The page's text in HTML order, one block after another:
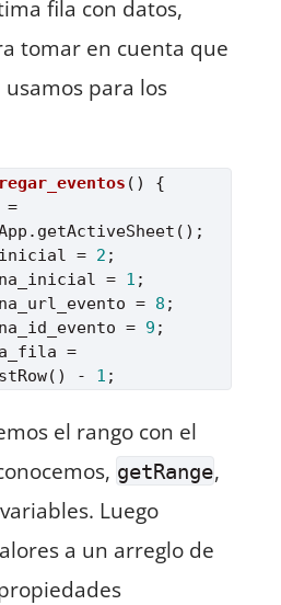
fila con datos,
tomar en cuenta que
para los
( )
=
= 2
= 1
= 8
= 9
=
- 1
el rango con el
getRange,
Luego
a un arreglo de